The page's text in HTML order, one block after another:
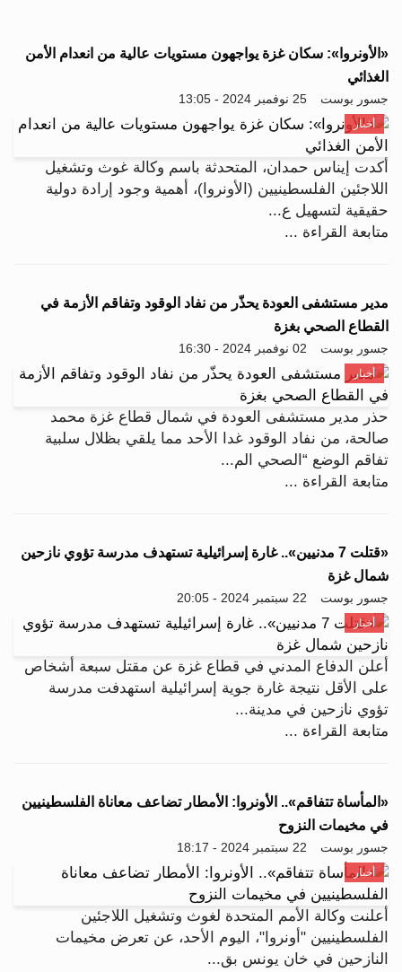
«الأونروا»: سكان غزة يواجهون مستويات عالية من انعدام الأمن
الغذائي
جسور بوست 25 نوفمبر 2024 - 13:05
أخبار
أكدت إيناس حمدان، المتحدثة باسم وكالة غوث وتشغيل
اللاجئين الفلسطينيين (الأونروا)، أهمية وجود إرادة دولية
حقيقية لتسهيل ع...
متابعة القراءة ...
مدير مستشفى العودة يحذّر من نفاد الوقود وتفاقم الأزمة في
القطاع الصحي بغزة
جسور بوست 02 نوفمبر 2024 - 16:30
أخبار
حذر مدير مستشفى العودة في شمال قطاع غزة محمد
صالحة، من نفاد الوقود غدا الأحد مما يلقي بظلال سلبية
تفاقم الوضع “الصحي الم...
متابعة القراءة ...
«قتلت 7 مدنيين».. غارة إسرائيلية تستهدف مدرسة تؤوي نازحين
شمال غزة
جسور بوست 22 سبتمبر 2024 - 20:05
أخبار
أعلن الدفاع المدني في قطاع غزة عن مقتل سبعة أشخاص
على الأقل نتيجة غارة جوية إسرائيلية استهدفت مدرسة
تؤوي نازحين في مدينة...
متابعة القراءة ...
«المأساة تتفاقم».. الأونروا: الأمطار تضاعف معاناة الفلسطينيين
في مخيمات النزوح
جسور بوست 22 سبتمبر 2024 - 18:17
أخبار
أعلنت وكالة الأمم المتحدة لغوث وتشغيل اللاجئين
الفلسطينيين "أونروا"، اليوم الأحد، عن تعرض مخيمات
النازحين في خان يونس بق...